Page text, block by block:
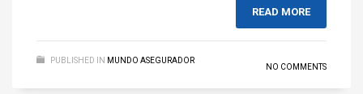
READ MORE
PUBLISHED IN MUNDO ASEGURADOR
NO COMMENTS